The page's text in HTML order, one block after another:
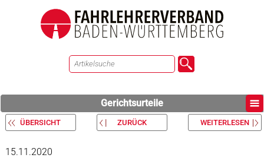
Gerichtsurteile
ÜBERSICHT ZURÜCK WEITERLESEN
15.11.2020